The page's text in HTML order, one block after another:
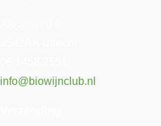
info@biowijnclub.nl